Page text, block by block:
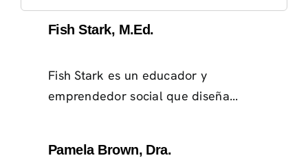
Fish Stark, M.Ed.
Fish Stark es un educador y
emprendedor social que diseña...
Pamela Brown, Dra.